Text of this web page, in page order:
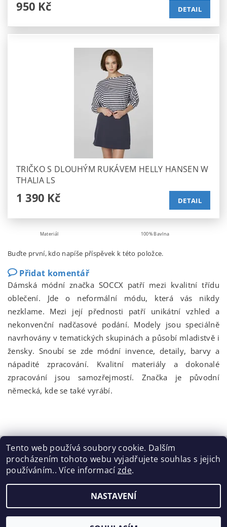
950 Kč DETAIL
TRIČKO S DLOUHÝM RUKÁVEM HELLY HANSEN W
THALIA LS
1 390 Kč DETAIL
Materiál 100% Bavlna
Buďte první, kdo napíše příspěvek k této položce.
Přidat komentář
Dámská módní značka SOCCX patří mezi kvalitní třídu
oblečení. Jde o neformální módu, která vás nikdy
nezklame. Mezi její přednosti patří unikátní vzhled a
nekonvenční nadčasové podání. Modely jsou speciálně
navrhovány v tematických skupinách a působí mladistvě i
žensky. Snoubí se zde módní invence, detaily, barvy a
nápadité zpracování. Kvalitní materiály a dokonalé
zpracování jsou samozřejmostí. Značka je původní
německá, kde se také vyrábí.
Tabulka velikostí | Doprava a Platba | Blog |
Podmínky ochrany osobních údajů | Obchodní podmínky
Výměna / vrácení zboží
2026 ©ELISEN, všechna práva vyhrazena
Tento web používá soubory cookie. Dalším
procházením tohoto webu vyjadřujete souhlas s jejich
používáním.. Více informacízde.
NASTAVENÍ